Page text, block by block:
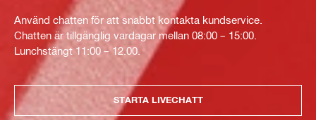
Använd chatten för att snabbt kontakta kundservice.
Chatten är tillgänglig vardagar mellan 08:00 – 15:00.
Lunchstängt 11:00 – 12.00.
STARTA LIVECHATT